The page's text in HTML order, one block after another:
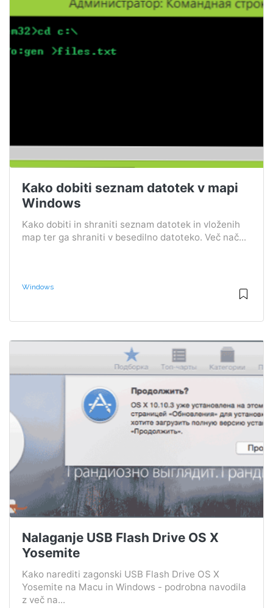
Kako dobiti seznam datotek v mapi
Windows
Kako dobiti in shraniti seznam datotek in vloženih
map ter ga shraniti v besedilno datoteko. Več nač...
Windows
Nalaganje USB Flash Drive OS X
Yosemite
Kako narediti zagonski USB Flash Drive OS X
Yosemite na Macu in Windows - podrobna navodila
z več na...